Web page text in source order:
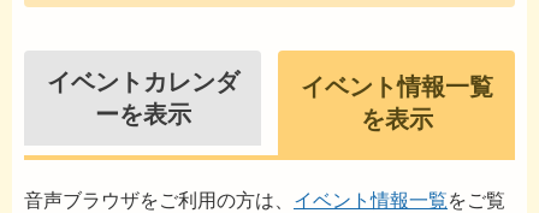
イベントカレンダ
ーを表示
イベント情報一覧
を表示
音声ブラウザをご利用の方は、 イベント情報一覧をご覧